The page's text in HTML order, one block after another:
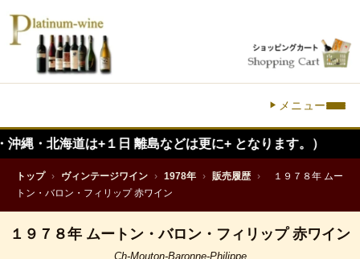
メニュー
は+１日 離島などは更に+ となります。）
トップ › ヴィンテージワイン › 1978年 › 販売履歴 ›
１９７８年 ムー
トン・バロン・フィリップ 赤ワイン
１９７８年 ムートン・バロン・フィリップ 赤ワイン
Ch-Mouton-Baronne-Philippe